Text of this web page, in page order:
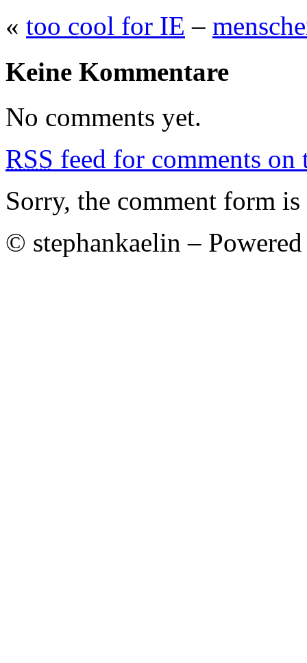
« too cool for IE –
Keine Kommentare
No comments yet.
RSS feed for comments on
Sorry, the comment form
© stephankaelin –